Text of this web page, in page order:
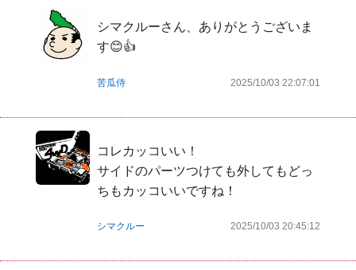
シマクルーさん、ありがとうございま
す😊👍
苦瓜侍 2025/10/03 22:07:01
コレカッコいい！
サイドのパーツつけても外してもどっ
ちもカッコいいですね！
シマクルー 2025/10/03 20:45:12